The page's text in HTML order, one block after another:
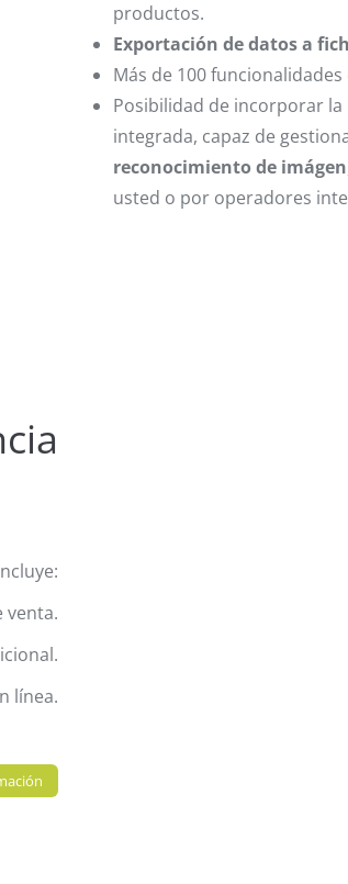
productos.
Exportación de datos a
Más de 100
Posibilidad de incorporar
integrada, capaz de
reconocimiento de imágen
usted o por operadores
venta.
línea.